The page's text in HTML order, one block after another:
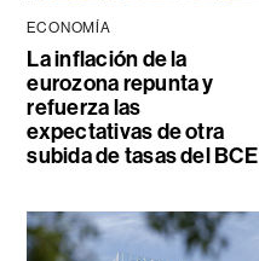
ECONOMÍA
La inflación de la
eurozona repunta y
refuerza las
expectativas de otra
subida de tasas del BCE